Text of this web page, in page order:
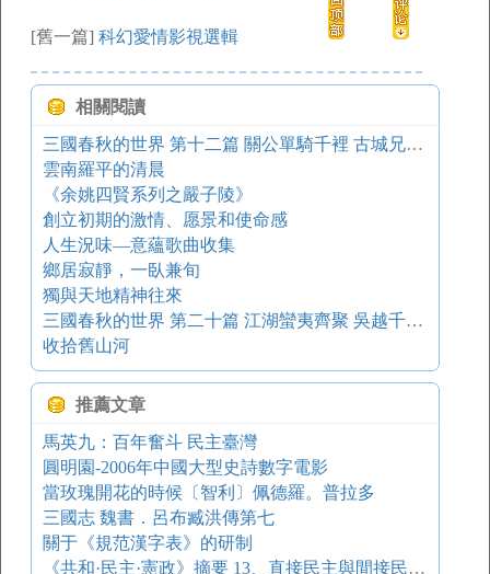
[舊一篇] 科幻愛情影視選輯
相關閱讀
三國春秋的世界 第十二篇 關公單騎千裡 古城兄弟聚義
雲南羅平的清晨
《余姚四賢系列之嚴子陵》
創立初期的激情、愿景和使命感
人生況味—意蘊歌曲收集
鄉居寂靜，一臥兼旬
獨與天地精神往來
三國春秋的世界 第二十篇 江湖蠻夷齊聚 吳越千帆並舉
收拾舊山河
推薦文章
馬英九：百年奮斗 民主臺灣
圓明園-2006年中國大型史詩數字電影
當玫瑰開花的時候〔智利〕佩德羅。普拉多
三國志 魏書．呂布臧洪傳第七
關于《規范漢字表》的研制
《共和·民主·憲政》摘要 13、直接民主與間接民主：近義，還是反義？